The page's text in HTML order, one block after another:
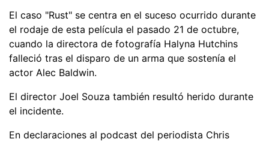
El caso "Rust" se centra en el suceso ocurrido durante
el rodaje de esta película el pasado 21 de octubre,
cuando la directora de fotografía Halyna Hutchins
falleció tras el disparo de un arma que sostenía el
actor Alec Baldwin.
El director Joel Souza también resultó herido durante
el incidente.
En declaraciones al podcast del periodista Chris